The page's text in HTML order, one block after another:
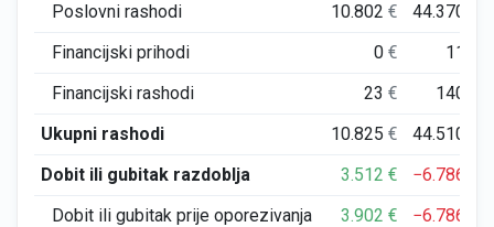
Poslovni rashodi
10.802€ 44.370
Financijski prihodi
0€ 11
Financijski rashodi
23€ 140
Ukupni rashodi
10.825€ 44.510
Dobit ili gubitak razdoblja
3.512€ −6.786
Dobit ili gubitak prije oporezivanja
3.902€ −6.786